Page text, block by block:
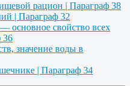
рацион | Параграф 38
| Параграф 32
основное свойство всех
36
значение воды в
| Параграф 34